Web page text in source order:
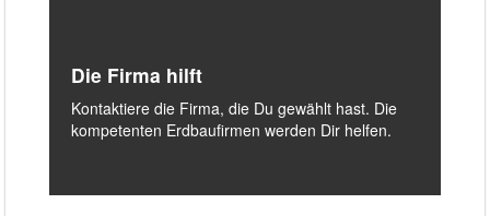
Die Firma hilft
Kontaktiere die Firma, die Du gewählt hast. Die
kompetenten Erdbaufirmen werden Dir helfen.